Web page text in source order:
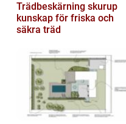
Trädbeskärning skurup
kunskap för friska och
säkra träd